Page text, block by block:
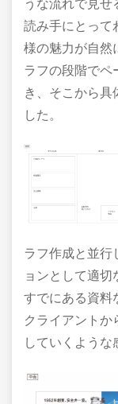
うな流れで見せ
読み手にとって
様の魅力が自然
ラフの段階でペ
き、そこから具
した。
ラフ作成と並行
ョンとして適
すでにある資料
クライアントか
していくような